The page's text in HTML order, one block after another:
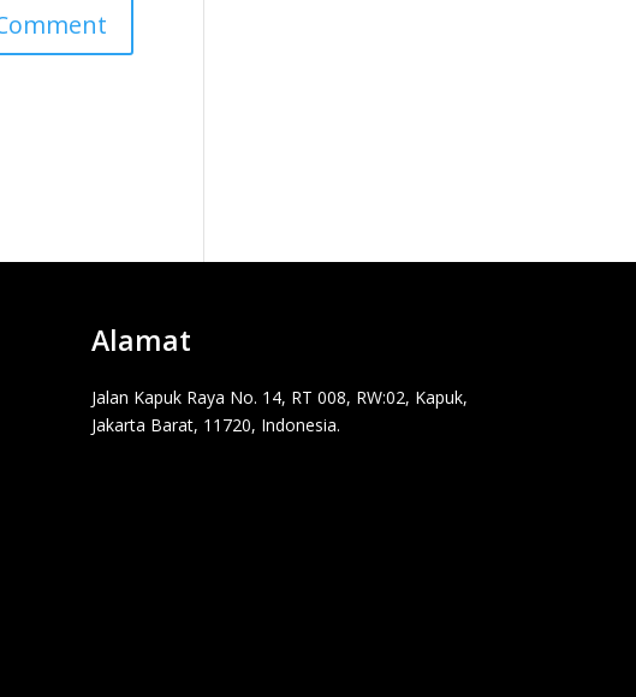
Alamat
Jalan Kapuk Raya No. 14, RT 008, RW:02, Kapuk,
Jakarta Barat, 11720, Indonesia.